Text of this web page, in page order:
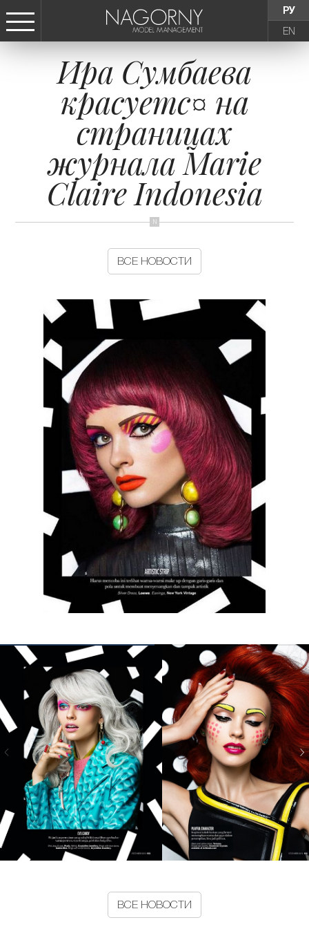
РУ
EN
СТАТЬ МОДЕЛЬЮ
ДЕВУШКИ
ТИНЕЙДЖЕРЫ
ДЕТИ
АГЕНТСТВО
НОВОСТИ
КОНТАКТЫ
Ира Сумбаева
красуетс¤ на
страницах
журнала Marie
Claire Indonesia
ВСЕ НОВОСТИ
ВСЕ НОВОСТИ